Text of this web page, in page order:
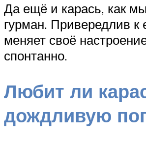
Да ещё и карась, как
гурман. Привередлив к
меняет своё
спонтанно.
Любит ли
дождливую